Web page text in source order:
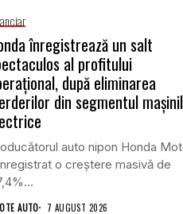
înregistrează un salt
al profitului
după eliminarea
din segmentul
auto nipon Honda
o creștere masivă de
AUTO 7 AUGUST 2026